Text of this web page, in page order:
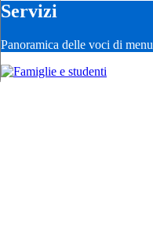
Servizi
Panoramica delle voci di menu